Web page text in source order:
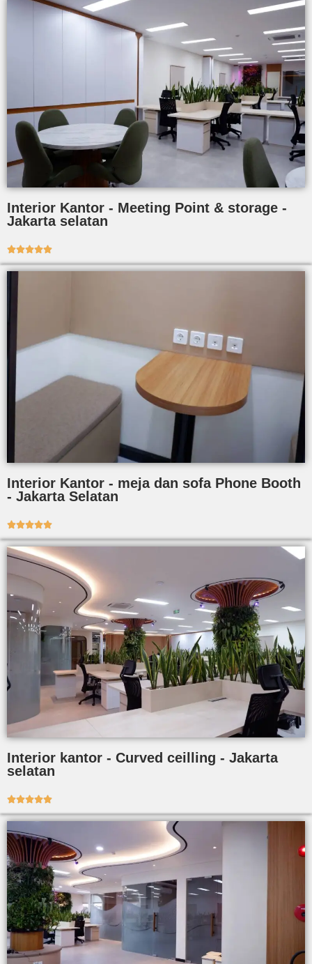
Interior Kantor - Meeting Point & storage -
Jakarta selatan

Interior Kantor - meja dan sofa Phone Booth
- Jakarta Selatan

Interior kantor - Curved ceilling - Jakarta
selatan
